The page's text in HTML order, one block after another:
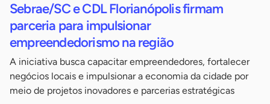
Sebrae/SC e CDL Florianópolis firmam
parceria para impulsionar
empreendedorismo na região
A iniciativa busca capacitar empreendedores, fortalecer
negócios locais e impulsionar a economia da cidade por
meio de projetos inovadores e parcerias estratégicas